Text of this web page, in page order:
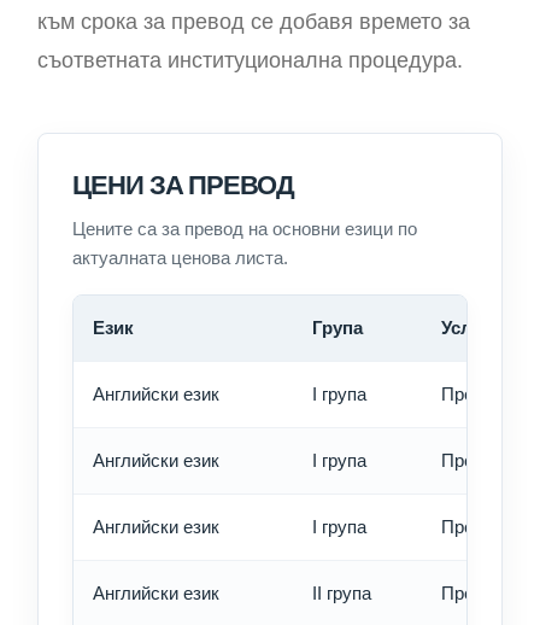
към срока за превод се добавя времето за
съответната институционална процедура.
ЦЕНИ ЗА ПРЕВОД
Цените са за превод на основни езици по
актуалната ценова листа.
Език Група Услуга
Английски език I група Превод -
Английски език I група Превод -
Английски език I група Превод -
Английски език II група Превод -